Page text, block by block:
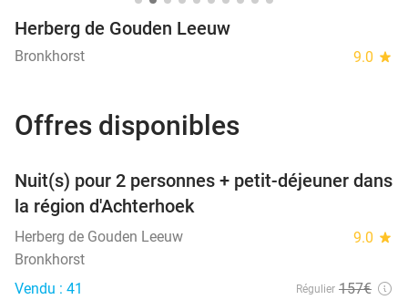
Herberg de Gouden Leeuw
Bronkhorst 9.0 star
Offres disponibles
Nuit(s) pour 2 personnes + petit-déjeuner dans
la région d'Achterhoek
Herberg de Gouden Leeuw 9.0 star
Bronkhorst
Vendu : 41
Régulier 157€